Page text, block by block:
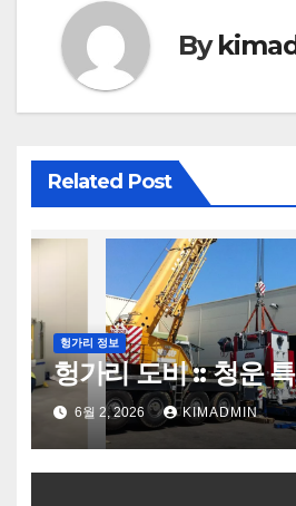
By
Related Post
헝가리 정보
헝가리 도비 :: 청운
6월 2, 2026 KIMADMIN